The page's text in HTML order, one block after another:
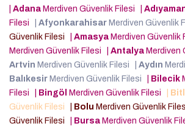
Adana Merdiven Güvenlik Filesi
Filesi
Afyonkarahisar Merdiven Güvenlik
Güvenlik Filesi
Amasya Merdiven Güvenlik
Merdiven Güvenlik Filesi
Antalya Merdiven
Artvin Merdiven Güvenlik Filesi Aydın
Balıkesir Merdiven Güvenlik Filesi Bilecik
Filesi
Bingöl Merdiven Güvenlik Filesi
Güvenlik Filesi
Bolu Merdiven Güvenlik
Güvenlik Filesi
Bursa Merdiven Güvenlik